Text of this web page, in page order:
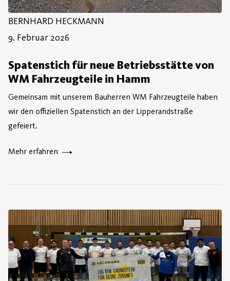
BERNHARD HECKMANN
9. Februar 2026
Spatenstich für neue Betriebsstätte von
WM Fahrzeugteile in Hamm
Gemeinsam mit unserem Bauherren WM Fahrzeugteile haben
wir den offiziellen Spatenstich an der Lipperandstraße
gefeiert.
Mehr erfahren